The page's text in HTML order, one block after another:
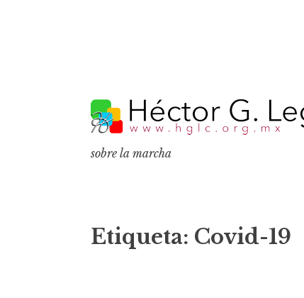
k
i
p
o
n
sobre la marcha
Etiqueta: Covid-19